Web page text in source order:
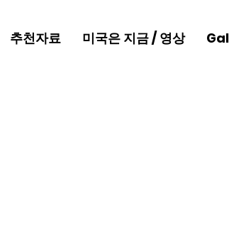
추천자료 미국은 지금 / 영상